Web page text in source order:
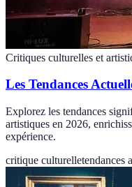
Critiques culturelles et
Les Tendances
Explorez les tendances
artistiques en 2026,
expérience.
critique culturelletendances